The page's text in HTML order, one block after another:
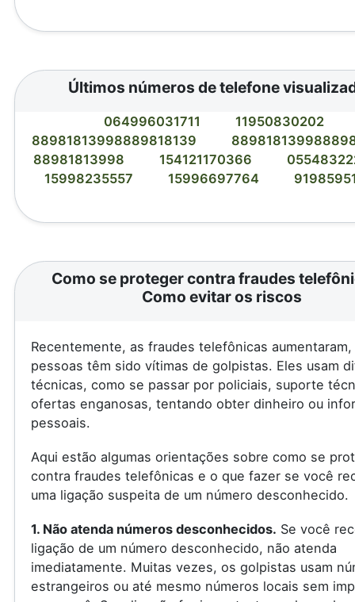
Últimos números de telefone
064996031711
11950830202
88981813998889818139
88981813998
154121170366
15998235557
15996697764
Como se proteger contra fraudes
Como evitar os riscos
Recentemente, as fraudes telefônicas
pessoas têm sido vítimas de golpistas. Eles usam
técnicas, como se passar por policiais, suporte
ofertas enganosas, tentando obter dinheiro ou
pessoais.
Aqui estão algumas orientações sobre como se
contra fraudes telefônicas e o que fazer se você
uma ligação suspeita de um número desconhecido.
1. Não atenda números desconhecidos. Se você
ligação de um número desconhecido, não atenda
imediatamente. Muitas vezes, os golpistas usam
estrangeiros ou até mesmo números locais sem